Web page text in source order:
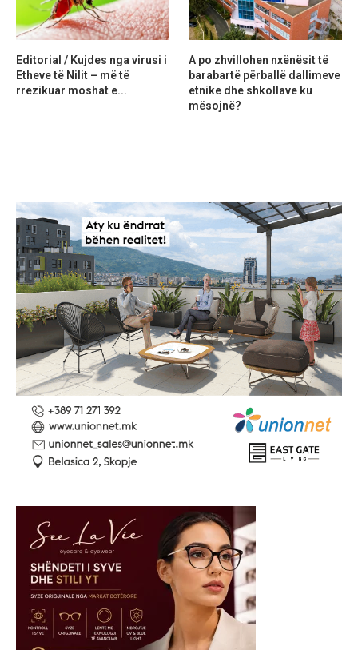
Editorial / Kujdes nga virusi i
Etheve të Nilit – më të
rrezikuar moshat e...
A po zhvillohen nxënësit të
barabartë përballë dallimeve
etnike dhe shkollave ku
mësojnë?